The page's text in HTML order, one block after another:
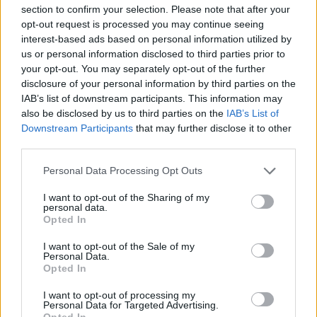
section to confirm your selection. Please note that after your
opt-out request is processed you may continue seeing
interest-based ads based on personal information utilized by
us or personal information disclosed to third parties prior to
your opt-out. You may separately opt-out of the further
disclosure of your personal information by third parties on the
IAB’s list of downstream participants. This information may
also be disclosed by us to third parties on the IAB’s List of
Downstream Participants that may further disclose it to other
Personal Data Processing Opt Outs
I want to opt-out of the Sharing of my
personal data.
Opted In
I want to opt-out of the Sale of my
Personal Data.
Opted In
I want to opt-out of processing my
Personal Data for Targeted Advertising.
Παιχνίδι από παντού στη Novibet με το
νέο Mobile App
SHARES
Κολοβέρος Ιωσήφ Μπαρτζώκας Γιώργος
Αντετοκούνμπο Κώστας
Τζοέλ Μπολομπόι Ευρωλίγκα Euroleague
COMMENTS